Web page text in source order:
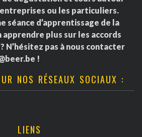
ou les particuliers.
séance d’apprentissage de la
apprendre plus sur les accords
N’hésitez pas à nous contacter
!
NOS RÉSEAUX SOCIAUX :
LIENS